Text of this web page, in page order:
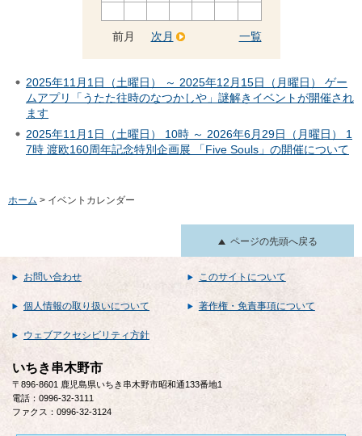
前月 一覧
次月
2025年11月1日（土曜日） ～ 2025年12月15日（月曜日） ゲー
ムアプリ「うたた往時のなつかしや」謎解きイベントが開催され
ます
2025年11月1日（土曜日） 10時 ～ 2026年6月29日（月曜日） 1
7時 渡欧160周年記念特別企画展 「Five Souls」の開催について
ホーム > イベントカレンダー
ページの先頭へ戻る
お問い合わせ このサイトについて
個人情報の取り扱いについて 著作権・免責事項について
ウェブアクセシビリティ方針
いちき串木野市
〒896-8601 鹿児島県いちき串木野市昭和通133番地1
電話：0996-32-3111
ファクス：0996-32-3124